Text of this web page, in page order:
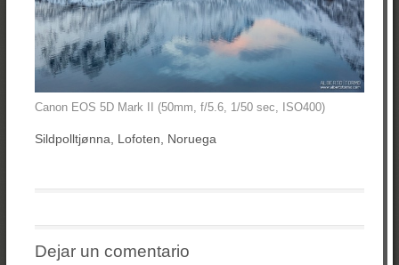
Canon EOS 5D Mark II (50mm, f/5.6, 1/50 sec, ISO400)
Sildpolltjønna, Lofoten, Noruega
Dejar un comentario